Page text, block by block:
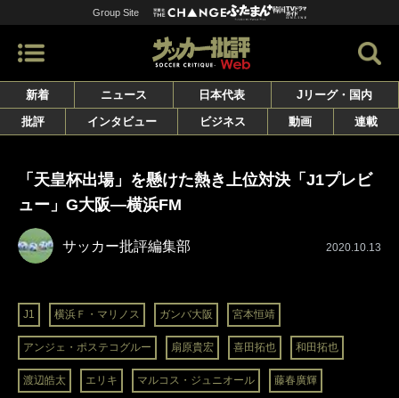
Group Site
新着 ニュース 日本代表
Jリーグ・国内
批評
インタビュー ビジネス 動画 連載
「天皇杯出場」を懸けた熱き上位対決「J1プレビ
ュー」G大阪―横浜FM
サッカー批評編集部 2020.10.13
J1 横浜Ｆ・マリノス ガンバ大阪 宮本恒靖
アンジェ・ポステコグルー 扇原貴宏 喜田拓也 和田拓也
渡辺皓太 エリキ マルコス・ジュニオール 藤春廣輝